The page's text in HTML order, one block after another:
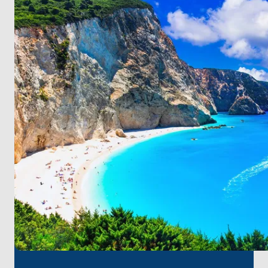
Ardından, zümrüt kıyıların ve her gezginin kalbini
büyüleyen ikonik gemi enkazı manzaralarının
cenneti Zakintos'a gidin. Her köşesinde Odysseus'un
yolculuğunun yankılarını fısıldayan, efsane ve
gizemle dolu efsanevi Ithaka adasını keşfedin.
Ardından, bozulmamış plajların ve otantik Yunan
cazibesinin gizli bir hazinesi olan Kastos'un sakin
güzelliğini deneyimleyin. Son olarak, zamanın
kumlarına kazınmış anılarla yolculuğunuzun
başladığı Lefkada'ya dönün.